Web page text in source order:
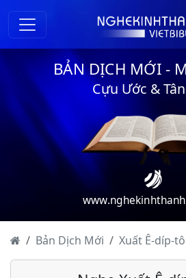
BẢN DỊCH MỚI -
Cựu Ước &
Bản Dịch Mới Xuất Ê-díp-
Xuất Ê-díp-tô Ký - Chương 1
Xuất Ê-díp-tô Ký - Chương 2
Xuất Ê-díp-tô Ký - Chương 3
Xuất Ê-díp-tô Ký - Chương 4
Xuất Ê-díp-tô Ký - Chương 5
Xuất Ê-díp-tô Ký - Chương 6
Xuất Ê-díp-tô Ký - Chương 7